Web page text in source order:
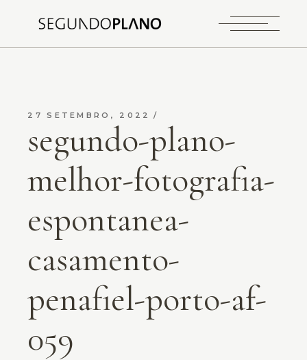
27 SETEMBRO, 2022
segundo-plano-
melhor-fotografia-
espontanea-
casamento-
penafiel-porto-af-
059